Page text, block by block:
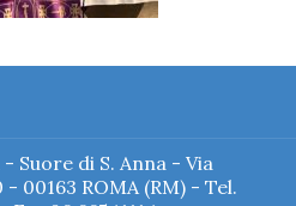
Suore di S. Anna - Via
00163 ROMA (RM) - Tel.